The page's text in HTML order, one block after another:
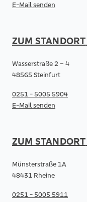
E-Mail senden
ZUM STANDORT
Wasserstraße 2 – 4
48565 Steinfurt
0251 - 5005 5904
E-Mail senden
ZUM STANDORT
Münsterstraße 1A
48431 Rheine
0251 - 5005 5911